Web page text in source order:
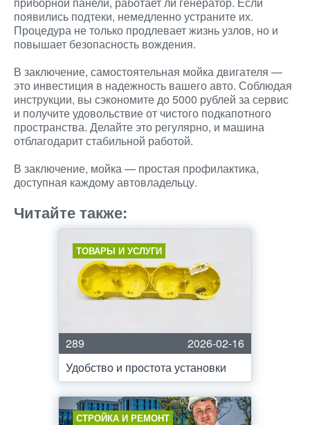
появились подтеки, немедленно устраните их.
Процедура не только продлевает жизнь узлов, но и
повышает безопасность вождения.
В заключение, самостоятельная мойка двигателя —
это инвестиция в надежность вашего авто. Соблюдая
инструкции, вы сэкономите до 5000 рублей за сервис
и получите удовольствие от чистого подкапотного
пространства. Делайте это регулярно, и машина
отблагодарит стабильной работой.
В заключение, мойка — простая профилактика,
доступная каждому автовладельцу.
Читайте также:
ТОВАРЫ И УСЛУГИ
289
2026-02-16
Удобство и простота установки
СТРОЙКА И РЕМОНТ